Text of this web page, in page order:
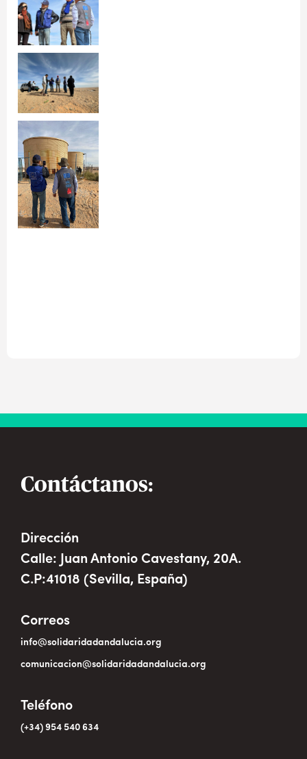
Contáctanos:
Dirección
Calle: Juan Antonio Cavestany, 20A.
C.P:41018 (Sevilla, España)
Correos
info@solidaridadandalucia.org
comunicacion@solidaridadandalucia.org
Teléfono
(+34) 954 540 634